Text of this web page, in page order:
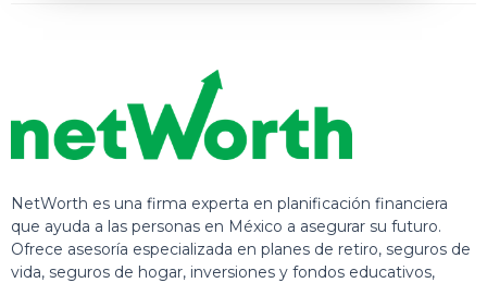
NetWorth es una firma experta en planificación financiera
que ayuda a las personas en México a asegurar su futuro.
Ofrece asesoría especializada en planes de retiro, seguros de
vida, seguros de hogar, inversiones y fondos educativos,